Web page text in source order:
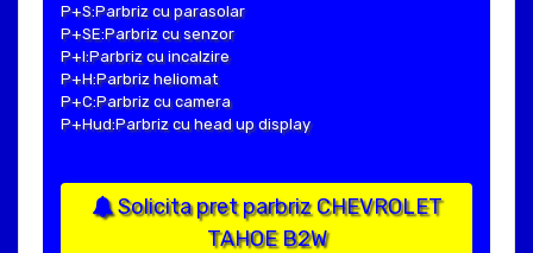
P+S:Parbriz cu parasolar
P+SE:Parbriz cu senzor
P+I:Parbriz cu incalzire
P+H:Parbriz heliomat
P+C:Parbriz cu camera
P+Hud:Parbriz cu head up display
Solicita pret parbriz CHEVROLET
TAHOE B2W